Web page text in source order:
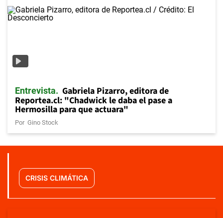
Entrevista Gabriela Pizarro, editora de
Reportea.cl: "Chadwick le daba el pase a
Hermosilla para que actuara"
Por Gino Stock
CRISIS CLIMÁTICA